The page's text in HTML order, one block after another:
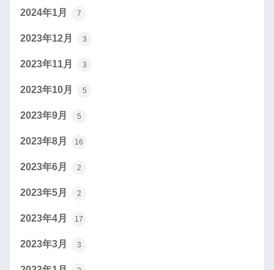
2024年1月 7
2023年12月 3
2023年11月 3
2023年10月 5
2023年9月 5
2023年8月 16
2023年6月 2
2023年5月 2
2023年4月 17
2023年3月 3